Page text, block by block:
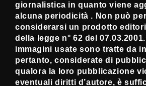
giornalistica in quanto viene
alcuna periodicità . Non può
considerarsi un prodotto
della legge n° 62 del
immagini usate sono tratte da
pertanto, considerate di
qualora la loro pubblicazione
eventuali diritti d’autore, è